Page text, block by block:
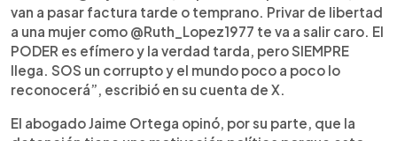
van a pasar factura tarde o temprano. Privar de libertad
a una mujer como @Ruth_Lopez1977 te va a salir caro. El
PODER es efímero y la verdad tarda, pero SIEMPRE
llega. SOS un corrupto y el mundo poco a poco lo
reconocerá”, escribió en su cuenta de X.
El abogado Jaime Ortega opinó, por su parte, que la